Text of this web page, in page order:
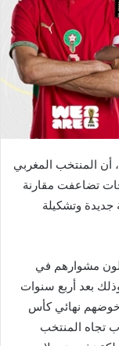
أن المنتخب المغربي
غمار مونديال 2026 بطموحات تضاعفت مقارنة
جديدة وتشكيلة
مشوارهم في
بعد أربع سنوات
نهائي كأس
تجاه المنتخب